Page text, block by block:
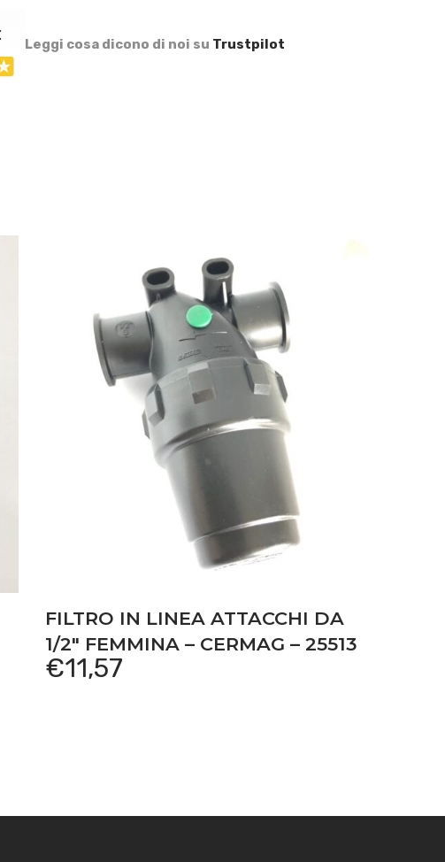
Leggi cosa dicono di noi su Trustpilot
FILTRO IN LINEA ATTACCHI DA
1/2″ FEMMINA – CERMAG – 25513
€11,57